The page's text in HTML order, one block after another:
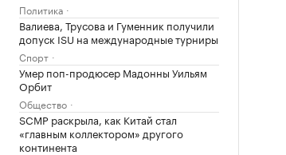
Политика
Валиева, Трусова и Гуменник получили
допуск ISU на международные турниры
Спорт
Умер поп-продюсер Мадонны Уильям
Орбит
Общество
SCMP раскрыла, как Китай стал
«главным коллектором» другого
континента